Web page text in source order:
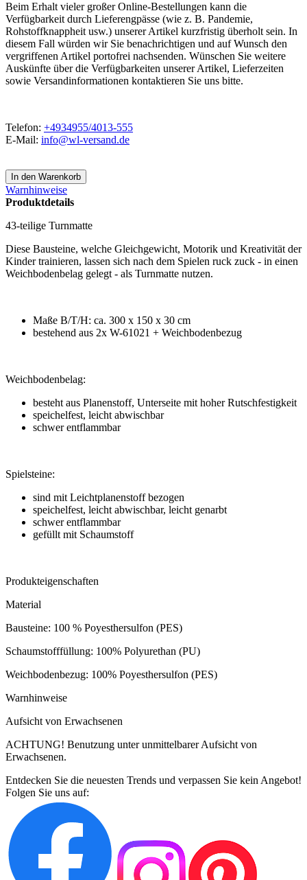
Beim Erhalt vieler großer Online-Bestellungen kann die
Verfügbarkeit durch Lieferengpässe (wie z. B. Pandemie,
Rohstoffknappheit usw.) unserer Artikel kurzfristig überholt sein. In
diesem Fall würden wir Sie benachrichtigen und auf Wunsch den
vergriffenen Artikel portofrei nachsenden. Wünschen Sie weitere
Auskünfte über die Verfügbarkeiten unserer Artikel, Lieferzeiten
sowie Versandinformationen kontaktieren Sie uns bitte.
Telefon: +4934955/4013-555
E-Mail: info@wl-versand.de
Warnhinweise
Produktdetails
43-teilige Turnmatte
Diese Bausteine, welche Gleichgewicht, Motorik und Kreativität der
Kinder trainieren, lassen sich nach dem Spielen ruck zuck - in einen
Weichbodenbelag gelegt - als Turnmatte nutzen.
Maße B/T/H: ca. 300 x 150 x 30 cm
bestehend aus 2x W-61021 + Weichbodenbezug
Weichbodenbelag:
besteht aus Planenstoff, Unterseite mit hoher Rutschfestigkeit
speichelfest, leicht abwischbar
schwer entflammbar
Spielsteine:
sind mit Leichtplanenstoff bezogen
speichelfest, leicht abwischbar, leicht genarbt
schwer entflammbar
gefüllt mit Schaumstoff
Produkteigenschaften
Material
Bausteine: 100 % Poyesthersulfon (PES)
Schaumstofffüllung: 100% Polyurethan (PU)
Weichbodenbezug: 100% Poyesthersulfon (PES)
Warnhinweise
Aufsicht von Erwachsenen
ACHTUNG! Benutzung unter unmittelbarer Aufsicht von
Erwachsenen.
Entdecken Sie die neuesten Trends und verpassen Sie kein Angebot!
Folgen Sie uns auf: